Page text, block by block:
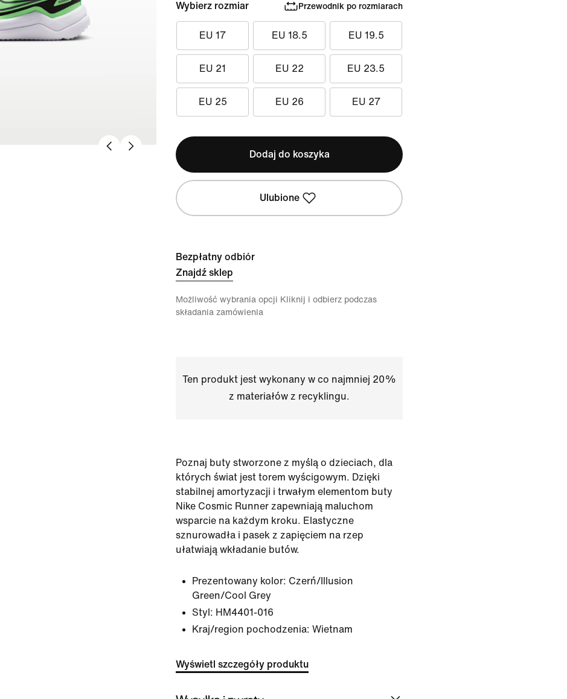
Wybierz rozmiar Przewodnik po rozmiarach
EU 17 EU 18.5 EU 19.5
EU 21 EU 22 EU 23.5
EU 25 EU 26 EU 27
Dodaj do koszyka
Ulubione
Bezpłatny odbiór
Znajdź sklep
Możliwość wybrania opcji Kliknij i odbierz podczas
składania zamówienia
Ten produkt jest wykonany w co najmniej 20%
z materiałów z recyklingu.
Poznaj buty stworzone z myślą o dzieciach, dla
których świat jest torem wyścigowym. Dzięki
stabilnej amortyzacji i trwałym elementom buty
Nike Cosmic Runner zapewniają maluchom
wsparcie na każdym kroku. Elastyczne
sznurowadła i pasek z zapięciem na rzep
ułatwiają wkładanie butów.
Prezentowany kolor: Czerń/Illusion
Green/Cool Grey
Styl: HM4401-016
Kraj/region pochodzenia: Wietnam
Wyświetl szczegóły produktu